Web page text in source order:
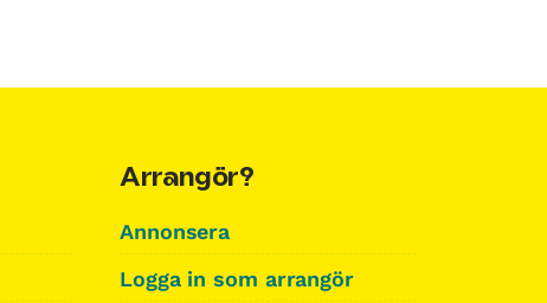
Arrangör?
Annonsera
Logga in som arrangör